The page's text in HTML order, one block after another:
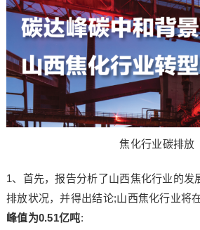
焦化行业碳排放
1、首先，报告分析了山西焦化行业的发
排放状况，并得出结论;山西焦化行业将
峰值为0.51亿吨: